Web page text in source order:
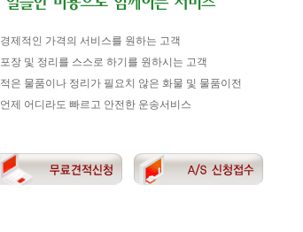
경제적인 가격의 서비스를 원하는 고객
포장 및 정리를 스스로 하기를 원하시는 고객
적은 물품이나 정리가 필요치 않은 화물 및 물품이전
언제 어디라도 빠르고 안전한 운송서비스